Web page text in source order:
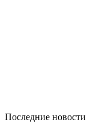
Последние новости